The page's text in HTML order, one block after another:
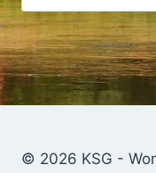
nach:
© 2026 KSG -